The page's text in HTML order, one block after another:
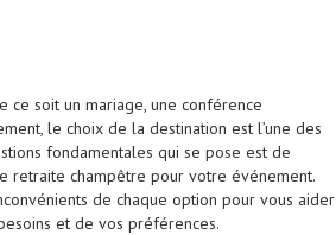
ce soit un mariage, une conférence
le choix de la destination est l’une des
fondamentales qui se pose est de
retraite champêtre pour votre événement.
de chaque option pour vous aider
et de vos préférences.